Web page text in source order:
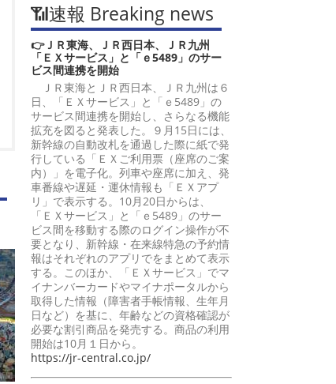
📶速報 Breaking news
👉ＪＲ東海、ＪＲ西日本、ＪＲ九州
「ＥＸサービス」と「ｅ5489」のサー
ビス間連携を開始
ＪＲ東海とＪＲ西日本、ＪＲ九州は６
日、「ＥＸサービス」と「ｅ5489」の
サービス間連携を開始し、さらなる機能
拡充を図ると発表した。９月15日には、
新幹線の自動改札を通過した際に紙で発
行している「ＥＸご利用票（座席のご案
内）」を電子化。列車や座席に加え、発
車番線や遅延・運休情報も「ＥＸアプ
リ」で表示する。10月20日からは、
「ＥＸサービス」と「ｅ5489」のサー
ビス間を移動する際のログイン操作が不
要となり、新幹線・在来線特急の予約情
報はそれぞれのアプリでをまとめて表示
する。このほか、「ＥＸサービス」でマ
イナンバーカードやマイナポータルから
取得した情報（障害者手帳情報、生年月
日など）を基に、年齢などの資格確認が
必要な割引商品を発売する。商品の利用
開始は10月１日から。
https://jr-central.co.jp/